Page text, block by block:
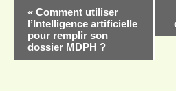
Navigation
Évènement
« Comment utiliser
l’Intelligence artificielle
pour remplir son
dossier MDPH ?